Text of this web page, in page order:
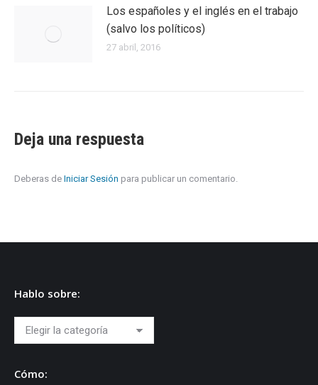
Los españoles y el inglés en el trabajo
(salvo los políticos)
27 abril, 2016
Deja una respuesta
Deberas de Iniciar Sesión para publicar un comentario.
Hablo sobre:
Hablo
sobre:
Cómo: